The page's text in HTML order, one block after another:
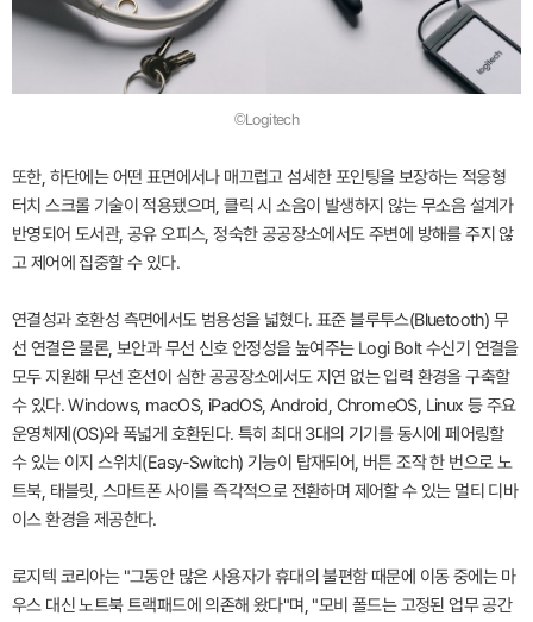
©Logitech
또한, 하단에는 어떤 표면에서나 매끄럽고 섬세한 포인팅을 보장하는 적응형
터치 스크롤 기술이 적용됐으며, 클릭 시 소음이 발생하지 않는 무소음 설계가
반영되어 도서관, 공유 오피스, 정숙한 공공장소에서도 주변에 방해를 주지 않
고 제어에 집중할 수 있다.
연결성과 호환성 측면에서도 범용성을 넓혔다. 표준 블루투스(Bluetooth) 무
선 연결은 물론, 보안과 무선 신호 안정성을 높여주는 Logi Bolt 수신기 연결을
모두 지원해 무선 혼선이 심한 공공장소에서도 지연 없는 입력 환경을 구축할
수 있다. Windows, macOS, iPadOS, Android, ChromeOS, Linux 등 주요
운영체제(OS)와 폭넓게 호환된다. 특히 최대 3대의 기기를 동시에 페어링할
수 있는 이지 스위치(Easy-Switch) 기능이 탑재되어, 버튼 조작 한 번으로 노
트북, 태블릿, 스마트폰 사이를 즉각적으로 전환하며 제어할 수 있는 멀티 디바
이스 환경을 제공한다.
로지텍 코리아는 "그동안 많은 사용자가 휴대의 불편함 때문에 이동 중에는 마
우스 대신 노트북 트랙패드에 의존해 왔다"며, "모비 폴드는 고정된 업무 공간